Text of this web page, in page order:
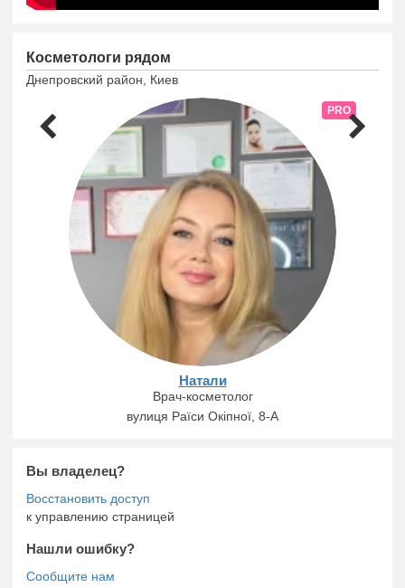
Косметологи рядом
Днепровский район, Киев
PRO
Натали
Врач-косметолог
вулиця Раїси Окіпної, 8-А
Вы владелец?
к управлению страницей
Нашли ошибку?